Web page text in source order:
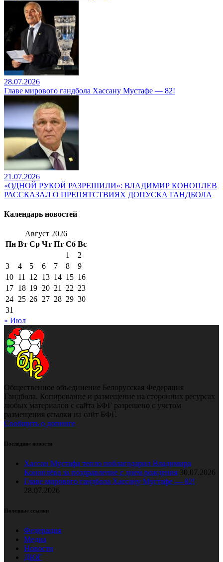
28.07.2026
Главе мирового гандбола Хассану Мустафе — 82!
21.07.2026
«ОДНОЙ РУКОЙ РАЗРЕШИЛИ»: ВЛАДИМИР КОНОПЛЕВ
РАССКАЗАЛ О ПРЕПЯТСТВИЯХ ДОПУСКА ГАНДБОЛА
Календарь новостей
Август 2026
Пн Вт Ср Чт Пт Сб Вс
1
2
3
4 5 6 7 8
9
10 11 12 13 14 15 16
17 18 19 20 21 22 23
24 25 26 27 28 29 30
31
« Июл
Общественное объединение Белорусская Федерация
Гандбола. Копирование и размещение на сторонних ресурсах
любых материалов с сайта БФГ разрешено с учетом
размещения ссылки на сайт БФГ.
Сообщить о допинге
Последние новости
Хассан Мустафа тепло поблагодарил Владимира
Коноплёва за поздравление с днем рождения 30.07.2026
Главе мирового гандбола Хассану Мустафе — 82!
28.07.2026
Полезные ссылки
Федерация
Медиа
Новости
ДЮГ